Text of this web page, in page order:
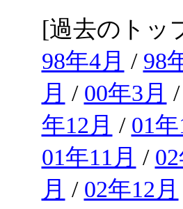
[過去のトッ
98年4月 / 98
月 / 00年3月 /
年12月 / 01年
01年11月 /
月 / 02年12月